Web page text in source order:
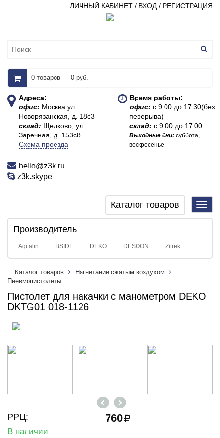
ЛИЧНЫЙ КАБИНЕТ / ВХОД / РЕГИСТРАЦИЯ
0 товаров — 0 руб.
Адреса:
офис: Москва ул.
Новорязанская, д. 18с3
склад: Щелково, ул.
Заречная, д. 153с8
Схема проезда
Время работы:
офис:с 9.00 до 17.30(без
перерыва)
склад:с 9.00 до 17.00
Выходные дни:суббота,
воскресенье
hello@z3k.ru
z3k.skype
Каталог товаров
Производитель
Aqualin BSIDE DEKO DESOON Zitrek
Каталог товаров
Нагнетание сжатым воздухом
Пневмопистолеты
Пистолет для накачки с манометром DEKO
DKTG01 018-1126
РРЦ: 760
В наличии